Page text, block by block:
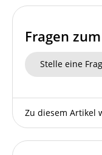
Fragen
Stelle eine
Zu diesem Artikel